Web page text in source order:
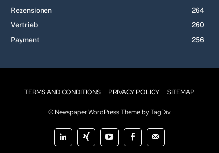
Rezensionen
264
Vertrieb
260
Payment
256
TERMS AND CONDITIONS PRIVACY POLICY SITEMAP
© Newspaper WordPress Theme by TagDiv